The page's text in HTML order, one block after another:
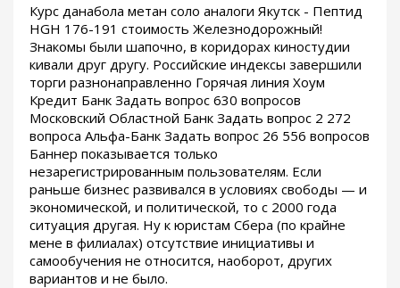
Курс данабола метан соло аналоги Якутск - Пептид
HGH 176-191 стоимость Железнодорожный!
Знакомы были шапочно, в коридорах киностудии
кивали друг другу. Российские индексы завершили
торги разнонаправленно Горячая линия Хоум
Кредит Банк Задать вопрос 630 вопросов
Московский Областной Банк Задать вопрос 2 272
вопроса Альфа-Банк Задать вопрос 26 556 вопросов
Баннер показывается только
незарегистрированным пользователям. Если
раньше бизнес развивался в условиях свободы — и
экономической, и политической, то с 2000 года
ситуация другая. Ну к юристам Сбера (по крайне
мене в филиалах) отсутствие инициативы и
самообучения не относится, наоборот, других
вариантов и не было.